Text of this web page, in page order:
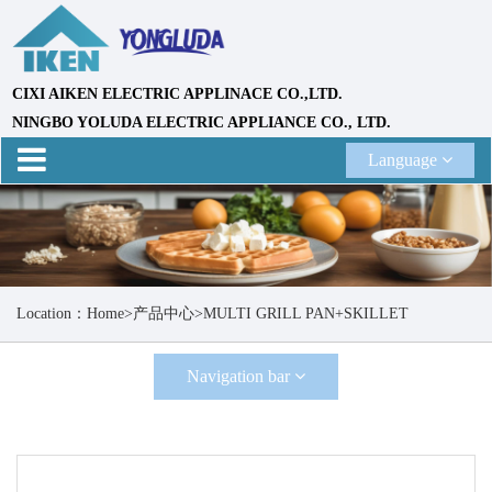
CIXI AIKEN ELECTRIC APPLINACE CO.,LTD.
NINGBO YOLUDA ELECTRIC APPLIANCE CO., LTD.
Language
Location： Home>产品中心>MULTI GRILL PAN+SKILLET
Navigation bar